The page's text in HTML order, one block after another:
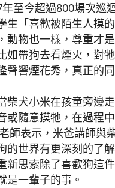
至今超過800場次巡
生「喜歡被陌生人摸
動物也一樣，尊重才
帶狗去看煙火，對
聲響煙花秀，真正的
柴犬小米在孩童旁邊
隨意摸牠，在過程
師表示，米爸講師與
世界有更深刻的了
新思索除了喜歡狗這
是一輩子的事。